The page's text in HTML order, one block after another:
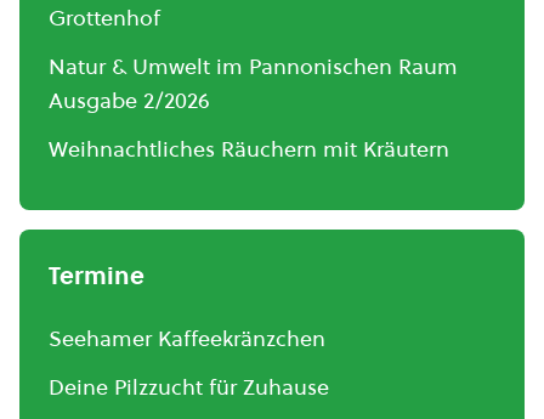
Grottenhof
Natur & Umwelt im Pannonischen Raum
Ausgabe 2/2026
Weihnachtliches Räuchern mit Kräutern
Termine
Seehamer Kaffeekränzchen
Deine Pilzzucht für Zuhause